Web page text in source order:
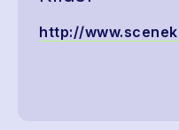
http://